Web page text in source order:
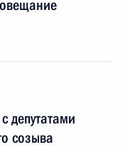
депутатами
созыва